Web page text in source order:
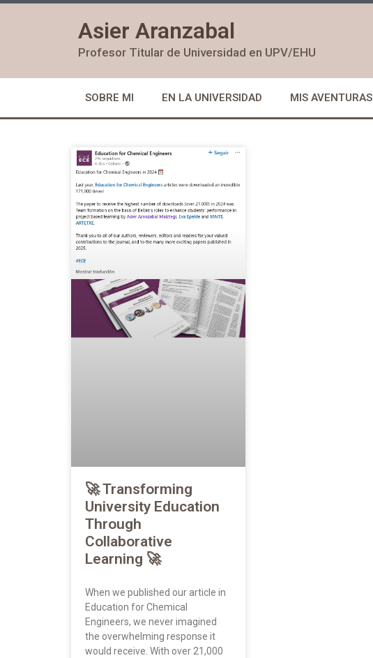
Asier Aranzabal
Profesor Titular de Universidad en UPV/EHU
SOBRE MI EN LA UNIVERSIDAD MIS AVENTURAS
🚀 Transforming
University Education
Through
Collaborative
Learning 🚀
When we published our article in
Education for Chemical
Engineers, we never imagined
the overwhelming response it
would receive. With over 21,000